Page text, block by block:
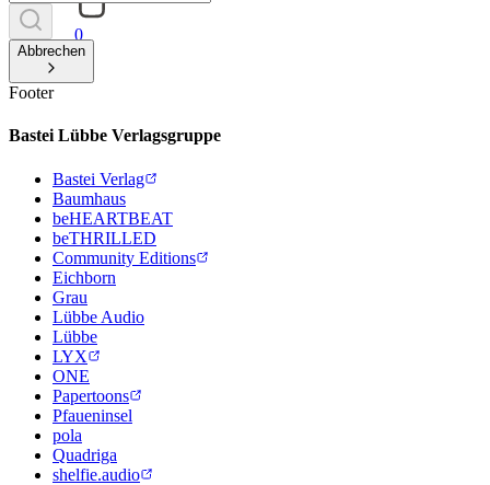
0
Abbrechen
Footer
Bastei Lübbe Verlagsgruppe
Bastei Verlag
Baumhaus
beHEARTBEAT
beTHRILLED
Community Editions
Eichborn
Grau
Lübbe Audio
Lübbe
LYX
ONE
Papertoons
Pfaueninsel
pola
Quadriga
shelfie.audio